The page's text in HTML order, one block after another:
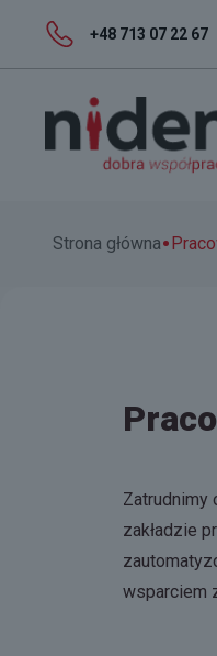
+48 713 07 22 67
Strona główna•
Zatrudnimy
zakładzie
wsparciem